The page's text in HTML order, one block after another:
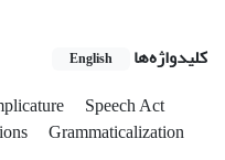
کلیدواژه‌ها English
Speech Act
Grammaticalization